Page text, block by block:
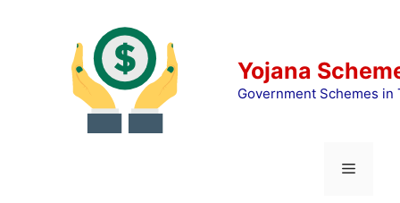
Yojana
Government Schemes in
Menu